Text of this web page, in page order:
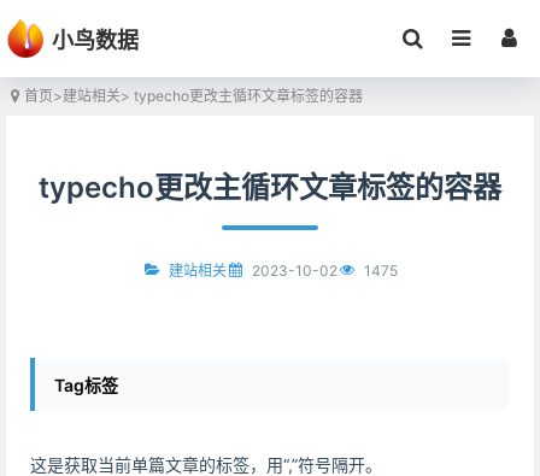
小鸟数据
首页>建站相关> typecho更改主循环文章标签的容器
typecho更改主循环文章标签的容器
建站相关 2023-10-02 1475
Tag标签
这是获取当前单篇文章的标签，用“,”符号隔开。